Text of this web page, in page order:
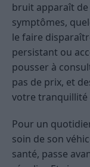
bruit apparaît
symptômes,
le faire
persistant ou
pousser à
pas de prix, et
votre tranquillité
Pour un
soin de son
santé, passe